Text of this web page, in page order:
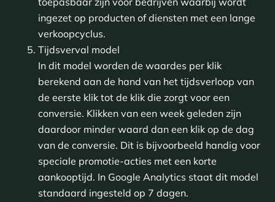
ingezet op producten of diensten met een lange
verkoopcyclus.
Tijdsverval model
In dit model worden de waardes per klik
berekend aan de hand van het tijdsverloop van
de eerste klik tot de klik die zorgt voor een
conversie. Klikken van een week geleden zijn
daardoor minder waard dan een klik op de dag
van de conversie. Dit is bijvoorbeeld handig voor
speciale promotie-acties met een korte
aankooptijd. In Google Analytics staat dit model
standaard ingesteld op 7 dagen.